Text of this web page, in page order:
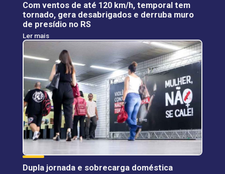
Com ventos de até 120 km/h, temporal tem
tornado, gera desabrigados e derruba muro
de presídio no RS
Ler mais
Dupla jornada e sobrecarga doméstica